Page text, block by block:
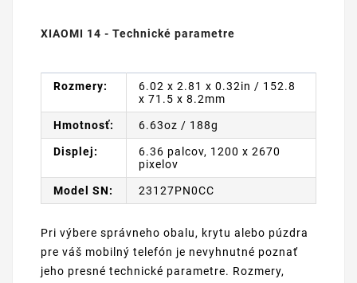
XIAOMI 14 - Technické parametre
Rozmery:
6.02 x 2.81 x 0.32in / 152.8
x 71.5 x 8.2mm
Hmotnosť: 6.63oz / 188g
Displej:
6.36 palcov, 1200 x 2670
pixelov
Model SN: 23127PN0CC
Pri výbere správneho obalu, krytu alebo púzdra
pre váš mobilný telefón je nevyhnutné poznať
jeho presné technické parametre. Rozmery,